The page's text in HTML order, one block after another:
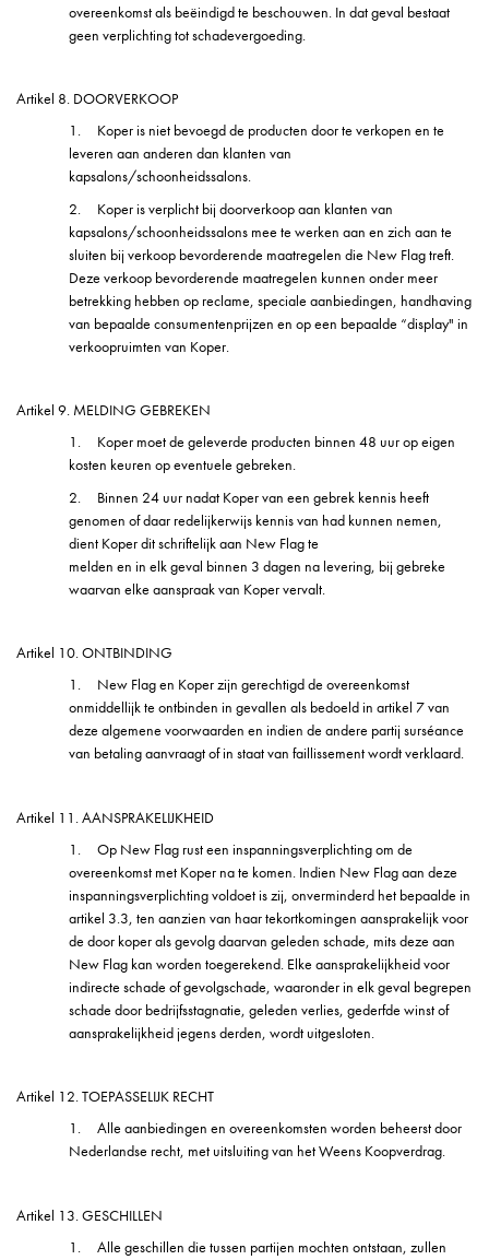
overeenkomst als beëindigd te beschouwen. In dat geval bestaat
geen verplichting tot schadevergoeding.
Artikel 8. DOORVERKOOP
1.
Koper is niet bevoegd de producten door te verkopen en te
leveren aan anderen dan klanten van
kapsalons/schoonheidssalons.
2.
Koper is verplicht bij doorverkoop aan klanten van
kapsalons/schoonheidssalons mee te werken aan en zich aan te
sluiten bij verkoop bevorderende maatregelen die New Flag treft.
Deze verkoop bevorderende maatregelen kunnen onder meer
betrekking hebben op reclame, speciale aanbiedingen, handhaving
van bepaalde consumentenprijzen en op een bepaalde “display" in
verkoopruimten van Koper.
Artikel 9. MELDING GEBREKEN
1.
Koper moet de geleverde producten binnen 48 uur op eigen
kosten keuren op eventuele gebreken.
2.
Binnen 24 uur nadat Koper van een gebrek kennis heeft
genomen of daar redelijkerwijs kennis van had kunnen nemen,
dient Koper dit schriftelijk aan New Flag te
melden en in elk geval binnen 3 dagen na levering, bij gebreke
waarvan elke aanspraak van Koper vervalt.
Artikel 10. ONTBINDING
1.
New Flag en Koper zijn gerechtigd de overeenkomst
onmiddellijk te ontbinden in gevallen als bedoeld in artikel 7 van
deze algemene voorwaarden en indien de andere partij surséance
van betaling aanvraagt of in staat van faillissement wordt verklaard.
Artikel 11. AANSPRAKELIJKHEID
1.
Op New Flag rust een inspanningsverplichting om de
overeenkomst met Koper na te komen. Indien New Flag aan deze
inspanningsverplichting voldoet is zij, onverminderd het bepaalde in
artikel 3.3, ten aanzien van haar tekortkomingen aansprakelijk voor
de door koper als gevolg daarvan geleden schade, mits deze aan
New Flag kan worden toegerekend. Elke aansprakelijkheid voor
indirecte schade of gevolgschade, waaronder in elk geval begrepen
schade door bedrijfsstagnatie, geleden verlies, gederfde winst of
aansprakelijkheid jegens derden, wordt uitgesloten.
Artikel 12. TOEPASSELIJK RECHT
1.
Alle aanbiedingen en overeenkomsten worden beheerst door
Nederlandse recht, met uitsluiting van het Weens Koopverdrag.
Artikel 13. GESCHILLEN
1.
Alle geschillen die tussen partijen mochten ontstaan, zullen